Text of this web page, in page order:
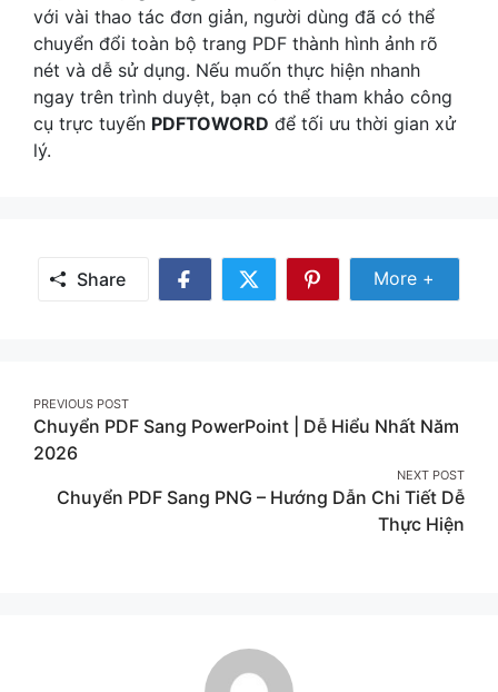
với vài thao tác đơn giản, người dùng đã có thể
chuyển đổi toàn bộ trang PDF thành hình ảnh rõ
nét và dễ sử dụng. Nếu muốn thực hiện nhanh
ngay trên trình duyệt, bạn có thể tham khảo công
cụ trực tuyến PDFTOWORD để tối ưu thời gian xử
lý.
Share
Share
Share
Share
More +
Post
navigation
PREVIOUS POST
Chuyển PDF Sang PowerPoint | Dễ Hiểu Nhất Năm
2026
NEXT POST
Chuyển PDF Sang PNG – Hướng Dẫn Chi Tiết Dễ
Thực Hiện